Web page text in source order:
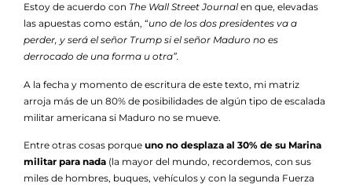
Estoy de acuerdo con The Wall Street Journal en que, elevadas
las apuestas como están, “uno de los dos presidentes va a
perder, y será el señor Trump si el señor Maduro no es
derrocado de una forma u otra”.
A la fecha y momento de escritura de este texto, mi matriz
arroja más de un 80% de posibilidades de algún tipo de escalada
militar americana si Maduro no se mueve.
Entre otras cosas porque uno no desplaza al 30% de su Marina
militar para nada (la mayor del mundo, recordemos, con sus
miles de hombres, buques, vehículos y con la segunda Fuerza